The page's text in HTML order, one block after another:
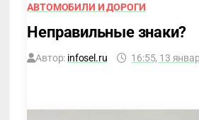
АВТОМОБИЛИ И ДОРОГИ
Неправильные знаки?
Автор: infosel.ru 16:55, 13